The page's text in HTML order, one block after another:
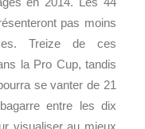
pas moins
Treize de ces
la Pro Cup, tandis
se vanter de 21
entre les dix
visualiser au mieux